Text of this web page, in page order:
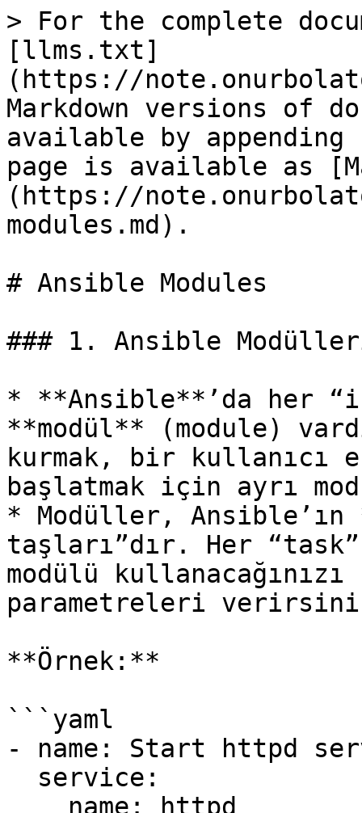
> For the complete
[llms.txt]
(https://
Markdown versions of
available by
page is available as
(https://
modules.md).
# Ansible Modules
### 1. Ansible
* **Ansible**’da her
**modül** (module)
kurmak, bir kullanıcı
başlatmak için ayrı
* Modüller,
taşları”dır. Her
modülü
parametreleri
**Örnek:**
```yaml
- name: Start httpd